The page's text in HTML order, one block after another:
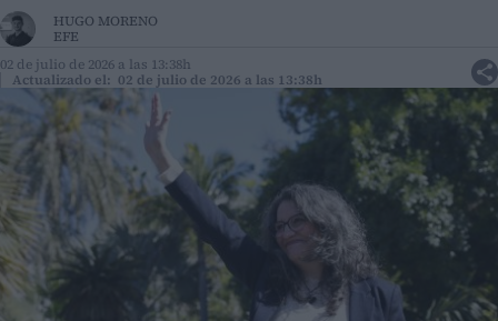
HUGO MORENO
EFE
02 de julio de 2026 a las 13:38h
Actualizado el: 02 de julio de 2026 a las 13:38h